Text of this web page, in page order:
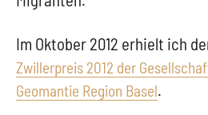
Im Oktober 2012 erhielt ich
Zwillerpreis 2012 der
Geomantie Region Basel.